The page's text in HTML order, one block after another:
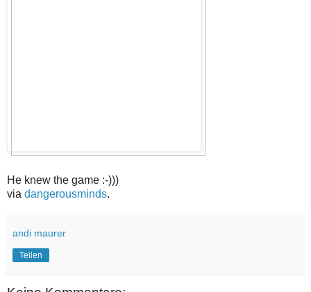
He knew the game :-)))
via dangerousminds.
andi maurer
Teilen